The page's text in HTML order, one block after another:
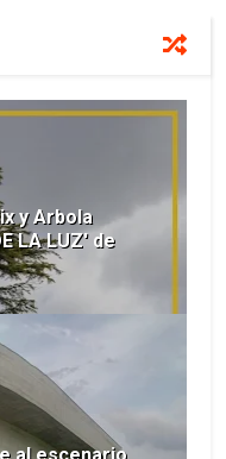
y Arbola
LA LUZ' de